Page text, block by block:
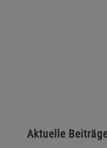
Aktuelle